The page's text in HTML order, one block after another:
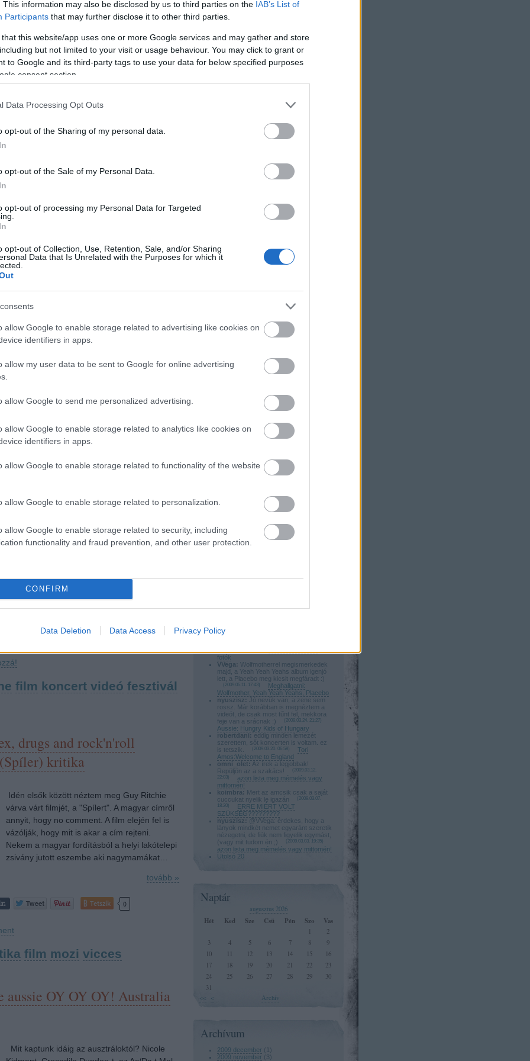
This information may also be disclosed by us to third parties on the IAB’s List of
Participants that may further disclose it to other third parties.
that this website/app uses one or more Google services and may gather and store
but not limited to your visit or usage behaviour. You may click to grant or
to Google and its third-party tags to use your data for below specified purposes
consent section.
Data Processing Opt Outs
opt-out of the Sharing of my personal data.
opt-out of the Sale of my Personal Data.
opt-out of processing my Personal Data for Targeted
opt-out of Collection, Use, Retention, Sale, and/or Sharing
Data that Is Unrelated with the Purposes for which it
allow Google to enable storage related to advertising like cookies on
identifiers in apps.
allow my user data to be sent to Google for online advertising
allow Google to send me personalized advertising.
allow Google to enable storage related to analytics like cookies on
identifiers in apps.
allow Google to enable storage related to functionality of the website
allow Google to enable storage related to personalization.
allow Google to enable storage related to security, including
functionality and fraud prevention, and other user protection.
CONFIRM
Data Deletion Data Access Privacy Policy
csendben ült néhány pillanatig... én még nem
tértem magamhoz, és nem hiszem el amit
láttam. Több olyan szó forog most a fejemben
ami nem pont papírra való, és a látottakat…
tovább »
The Hangover
fekete komédiára? A "The
Hangover" kb. ugyanilyen
nevetgélni egy kicsit!
tovább »
mozi vicces
pletyka meg miegymás....
hogy a Ticketpro Február 20.-tól kezdi árulni
Őfelsége koncertjére a jegyeket, nem
Parkban. Jegyek 15-30 e Ft között vannak
(állóhely) de 110-ért VIP csomagot…
tovább »
Tetszik 0
film koncert videó fesztivál
drugs and rock'n'roll
kritika
Idén elsők között néztem meg Guy Ritchie
várva várt filmjét, a "Spílert". A magyar címről
annyit, hogy no comment. A film elején fel is
vázólják, hogy mit is akar a cím rejteni.
Nekem a magyar fordításból a helyi lakótelepi
zsivány jutott eszembe aki nagymamákat…
tovább »
Tetszik 0
film mozi vicces
aussie OY OY OY! Australia
Mit kaptunk idáig az ausztráloktól? Nicole
Vicces és tanulságos
A vászonról
Mafilm
My Causes..pls Join!
Why Democracy
Kötelező Olvasmány:
HTML
Kedvenc Játék!
Szerintetek.....
silentdiszno:
poprocks:@saymyname: Köszönöm:)
poprocks:@VVega: Wolfmother jó!
Yeahs, Placebo
saymyname:
fotók
VVega: Wolfmotherrel megismerkedek
majd, a Yeah Yeah Yeahs album igenjó
lett, a Placebo meg kicsit megfáradt :)
2009.05.11. 17:43
Meghallgatni:
Wolfmother, Yeah Yeah Yeahs, Placebo
nyuszisz:
Jó nevük van; a zene sem
rossz. Már korábban is megnéztem a
videót, de csak most tűnt fel, mekkora
feje van a srácnak :)
2009.03.24. 21:27)
Aussie: Hungry Kids of Hungary
robertdani: eddig minden lemezét
szerettem, sőt koncerten is voltam. ez
is tetszik.
2009.03.20. 06:58
Tori
Amos:Welcome to England
omni_olet: Az írek a legjobbak!
Repüljön az a szakács!
2009.03.12.
22:03
azon lista meg mémelés vagy
mittomén!
koimbra: Mert az amcsik csak a saját
cuccukat nyelik le igazán
2009.03.07.
18:20
ERRE MIÉRT VOLT
SZÜKSÉG?????????
nyuszisz:
@VVega: érdekes, hogy a
lányok mindkét nemet egyaránt szeretik
nézegetni, de fiúk nem figyelik egymást,
(vagy mit tudom én ;)
2009.03.03. 19:35)
azon lista meg mémelés vagy mittomén!
Utolsó 20
Naptár
augusztus 2026
Hét Ked Sze Csü Pén Szo Vas
<< < Archív
1
2
3
4 5 6 7 8
9
10
11 12 13 14 15
16
17
18 19 20 21 22
23
24
25 26 27 28 29
30
31
Archívum
2009 december ( 1 )
2009 november ( 3)